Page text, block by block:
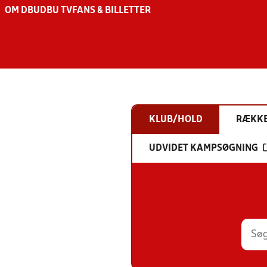
OM DBU DBU TV FANS & BILLETTER
KLUB/HOLD
UDVIDET KAMPSØGNING